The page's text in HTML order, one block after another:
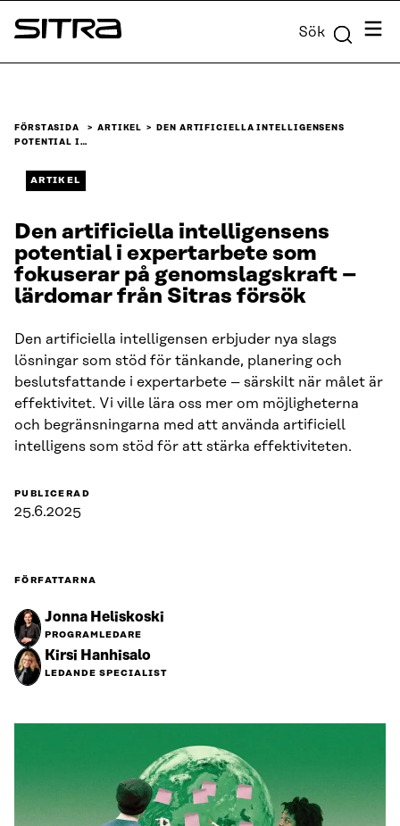
Skip to
content
Sitra Sök Meny
FÖRSTASIDA ARTIKEL
DEN ARTIFICIELLA INTELLIGENSENS
POTENTIAL I…
ARTIKEL
Den artificiella intelligensens
potential i expertarbete som
fokuserar på genomslagskraft –
lärdomar från Sitras försök
Den artificiella intelligensen erbjuder nya slags
lösningar som stöd för tänkande, planering och
beslutsfattande i expertarbete – särskilt när målet är
effektivitet. Vi ville lära oss mer om möjligheterna
och begränsningarna med att använda artificiell
intelligens som stöd för att stärka effektiviteten.
PUBLICERAD
25.6.2025
FÖRFATTARNA
Jonna Heliskoski
PROGRAMLEDARE
Kirsi Hanhisalo
LEDANDE SPECIALIST